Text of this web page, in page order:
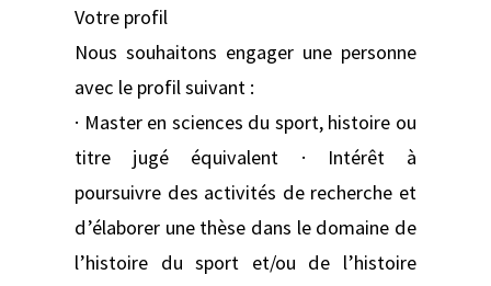
Votre profil
Nous souhaitons engager une personne
avec le profil suivant :
· Master en sciences du sport, histoire ou
titre jugé équivalent · Intérêt à
poursuivre des activités de recherche et
d’élaborer une thèse dans le domaine de
l’histoire du sport et/ou de l’histoire